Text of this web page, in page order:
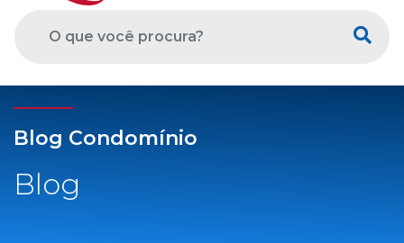
Blog Condomínio
Blog